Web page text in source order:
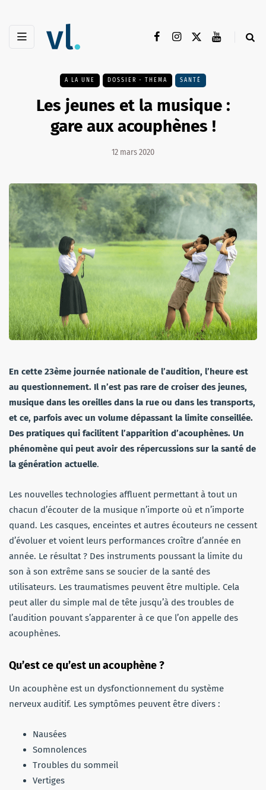
A LA UNE DOSSIER - THEMA SANTÉ
Les jeunes et la musique :
gare aux acouphènes !
12 mars 2020
En cette 23ème journée nationale de l’audition, l’heure est
au questionnement. Il n’est pas rare de croiser des jeunes,
musique dans les oreilles dans la rue ou dans les transports,
et ce, parfois avec un volume dépassant la limite conseillée.
Des pratiques qui facilitent l’apparition d’acouphènes. Un
phénomène qui peut avoir des répercussions sur la santé de
la génération actuelle.
Les nouvelles technologies affluent permettant à tout un
chacun d’écouter de la musique n’importe où et n’importe
quand. Les casques, enceintes et autres écouteurs ne cessent
d’évoluer et voient leurs performances croître d’année en
année. Le résultat ? Des instruments poussant la limite du
son à son extrême sans se soucier de la santé des
utilisateurs. Les traumatismes peuvent être multiple. Cela
peut aller du simple mal de tête jusqu’à des troubles de
l’audition pouvant s’apparenter à ce que l’on appelle des
acouphènes.
Qu’est ce qu’est un acouphène ?
Un acouphène est un dysfonctionnement du système
nerveux auditif. Les symptômes peuvent être divers :
Nausées
Somnolences
Troubles du sommeil
Vertiges